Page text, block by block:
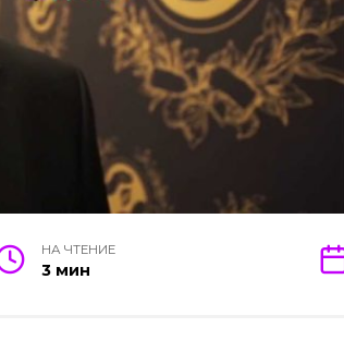
НА ЧТЕНИЕ
3 мин